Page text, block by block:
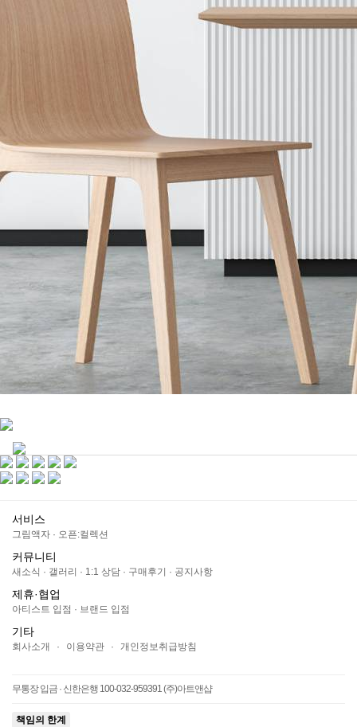
서비스
그림액자 · 오픈:컬렉션
커뮤니티
새소식 · 갤러리 · 1:1 상담 · 구매후기 · 공지사항
제휴·협업
아티스트 입점 · 브랜드 입점
기타
회사소개 · 이용약관 · 개인정보취급방침
무통장 입금 · 신한은행 100-032-959391 (주)아트앤샵
책임의 한계